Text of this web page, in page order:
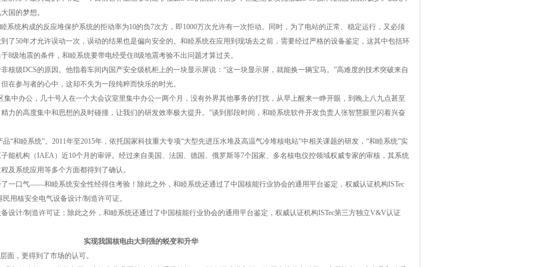
国的梦想。
系统构成的反应堆保护系统的拒动率为10的负7次方，即1000万次允许有一次拒动。同时，为了电站的正常、稳定运行，又必须
了50年才允许误动一次，误动的结果也是偏向安全的。和睦系统在应用到现场去之前，需要经过严格的设备鉴定，这其中包括环
8级地震的条件，和睦系统要带电经受住8级地震考验不出问题才算过关。
核级DCS的原因。他指着车间内国产安全级机柜上的一块显示屏说：“这一块显示屏，就能换一辆宝马。”高难度的技术突破来自
在参与者的心中，这却不失为一段纯粹而快乐的时光。
集中办公，几十号人在一个大会议室里集中办公一两个月，没有外界其他事务的打扰，从早上醒来一睁开眼，到晚上八九点甚至
力的高度集中和思想的及时碰撞，让我们的研发效率极大提升。”谈到那段时间，和睦系统软件开发负责人张智慧眼里闪着兴奋
“和睦系统”。2011年至2015年，依托国家科技重大专项“大型先进压水堆及高温气冷堆核电站”中相关课题的研发，“和睦系统”实
能机构（IAEA）近10个月的审评。经过来自美国、法国、德国、俄罗斯等7个国家、多名核电仪控领域权威专家的审核，其系统
及系统应用等多个方面都得到了确认。
一口气——和睦系统安全性经得住考验！除此之外，和睦系统还通过了中国核能行业协会的通用平台鉴定，权威认证机构ISTec
用核安全电气设备设计/制造许可证。
设计/制造许可证；除此之外，和睦系统还通过了中国核能行业协会的通用平台鉴定，权威认证机构ISTec第三方独立V&V认证
实现我国核电由大到强的蜕变和升华
面，更得到了市场的认可。